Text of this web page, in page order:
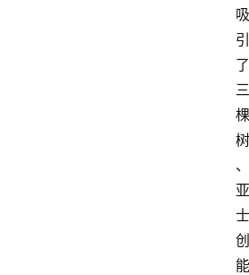
吸
引
了
三
棵
树
、
亚
士
创
能